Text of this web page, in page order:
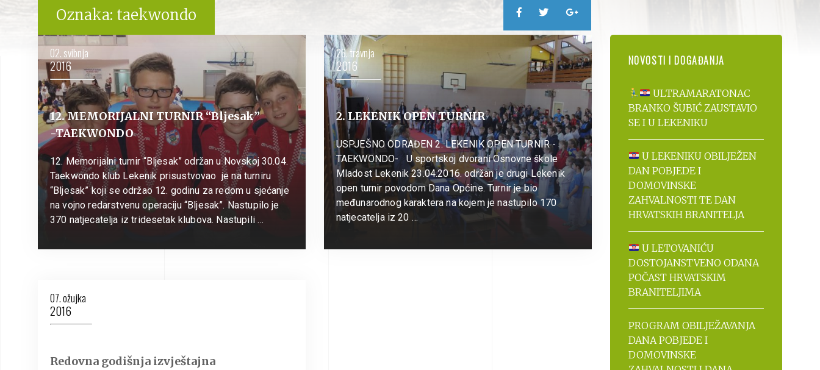
Oznaka: taekwondo
02. svibnja
2016
12. MEMORIJALNI TURNIR “Bljesak”
-TAEKWONDO
12. Memorijalni turnir “Bljesak” održan u Novskoj 30.04.
Taekwondo klub Lekenik prisustvovao je na turniru
“Bljesak” koji se održao 12. godinu za redom u sjećanje
na vojno redarstvenu operaciju “Bljesak”. Nastupilo je
370 natjecatelja iz tridesetak klubova. Nastupili …
26. travnja
2016
2. LEKENIK OPEN TURNIR
USPJEŠNO ODRAĐEN 2. LEKENIK OPEN TURNIR -
TAEKWONDO- U sportskoj dvorani Osnovne škole
Mladost Lekenik 23.04.2016. održan je drugi Lekenik
open turnir povodom Dana Općine. Turnir je bio
međunarodnog karaktera na kojem je nastupilo 170
natjecatelja iz 20 …
07. ožujka
2016
Redovna godišnja izvještajna
NOVOSTI I DOGAĐANJA
ULTRAMARATONAC
BRANKO ŠUBIĆ ZAUSTAVIO
SE I U LEKENIKU
U LEKENIKU OBILJEŽEN
DAN POBJEDE I
DOMOVINSKE
ZAHVALNOSTI TE DAN
HRVATSKIH BRANITELJA
U LETOVANIĆU
DOSTOJANSTVENO ODANA
POČAST HRVATSKIM
BRANITELJIMA
PROGRAM OBILJEŽAVANJA
DANA POBJEDE I
DOMOVINSKE